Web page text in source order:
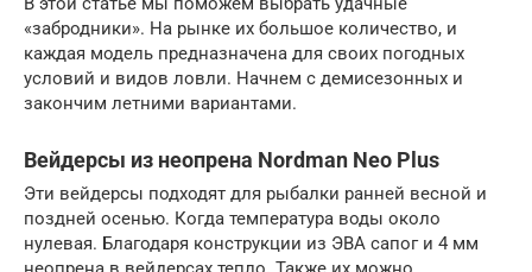
«забродники». На рынке их большое количество, и
каждая модель предназначена для своих погодных
условий и видов ловли. Начнем с демисезонных и
закончим летними вариантами.
Вейдерсы из неопрена Nordman Neo Plus
Эти вейдерсы подходят для рыбалки ранней весной и
поздней осенью. Когда температура воды около
нулевая. Благодаря конструкции из ЭВА сапог и 4 мм